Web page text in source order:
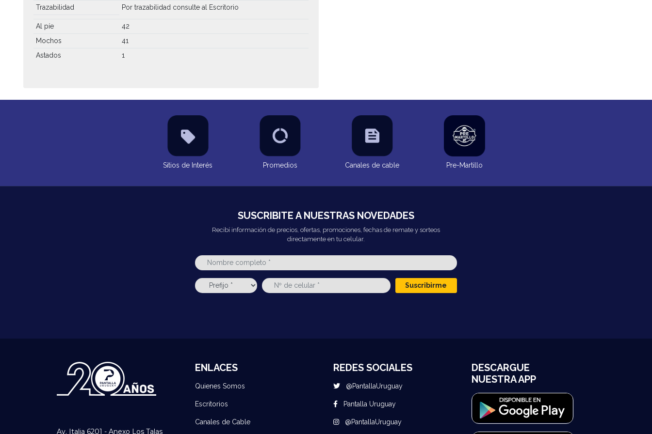
Trazabilidad Por trazabilidad consulte al Escritorio
Al píe
42
Mochos
41
Astados
1
Sitios de Interés Promedios Canales de cable Pre-Martillo
SUSCRIBITE A NUESTRAS NOVEDADES
Recibí información de precios, ofertas, promociones, fechas de remate y sorteos
directamente en tu celular.
Suscribirme
Av. Italia 6201 - Anexo Los Talas
ENLACES
Quienes Somos
Escritorios
Canales de Cable
REDES SOCIALES
@PantallaUruguay
Pantalla Uruguay
@PantallaUruguay
DESCARGUE
NUESTRA APP